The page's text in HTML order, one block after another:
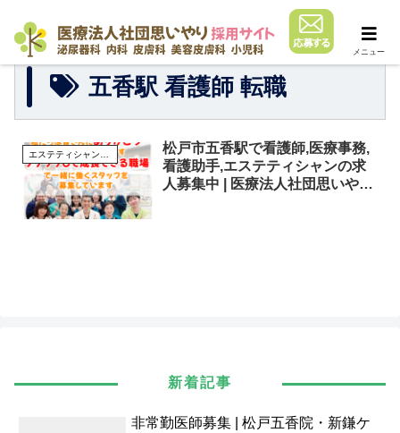
五香駅 看護師 転職
松戸市五香駅で看護師,医療事務,
看護助手,エステティシャンの求
人募集中 | 医療法人社団思いやり
新着記事
非常勤医師募集 | 松戸五香院・新鎌ケ
メニュー